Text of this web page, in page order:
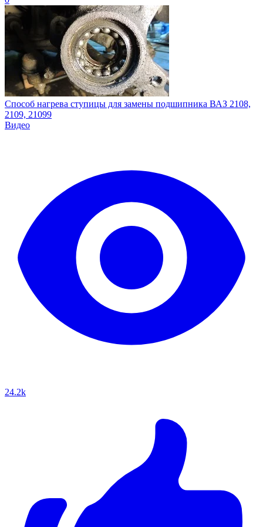
Способ нагрева ступицы для замены подшипника ВАЗ 2108,
2109, 21099
Видео
24.2k